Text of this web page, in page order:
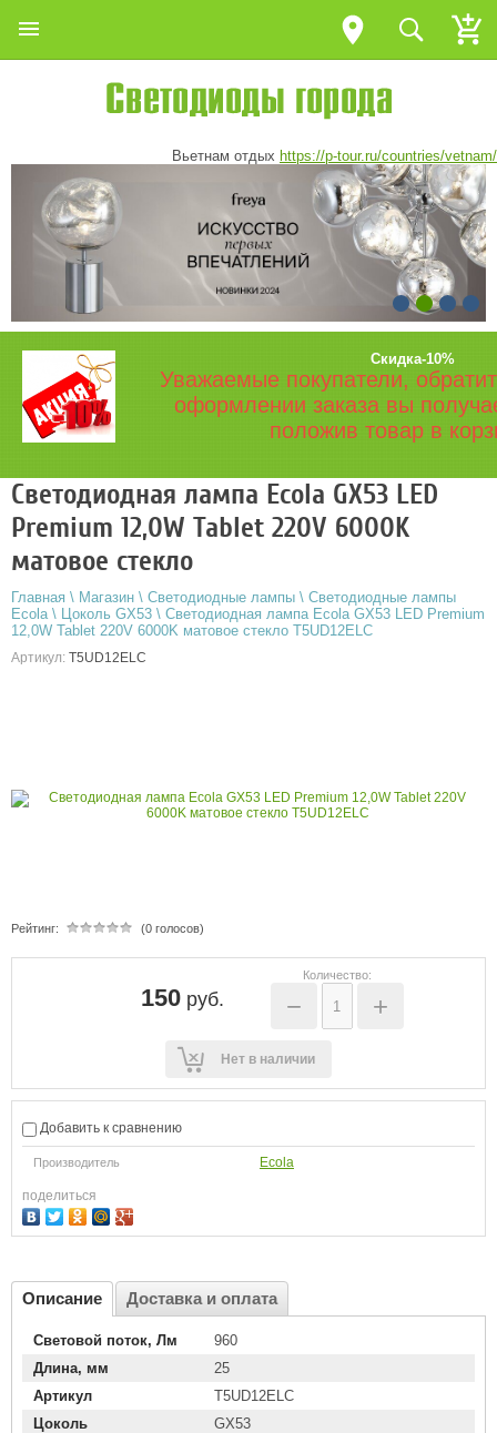
Вьетнам отдых https://p-tour.ru/countries/vetnam/
Скидка-10%
Уважаемые покупатели,
оформлении заказа вы
положив товар в
Светодиодная лампа Ecola GX53 LED
Premium 12,0W Tablet 220V 6000K
матовое стекло
Главная \ Магазин \ Светодиодные лампы \ Светодиодные лампы
Ecola\ Цоколь GX53 \ Светодиодная лампа Ecola GX53 LED Premium
12,0W Tablet 220V 6000K матовое стекло T5UD12ELC
Артикул: T5UD12ELC
Рейтинг: (0 голосов)
150руб.
Количество:
− +
Нет в наличии
Добавить к сравнению
Производитель Ecola
поделиться
Описание Доставка и оплата
Световой поток, Лм
960
Длина, мм
25
Артикул
T5UD12ELC
Цоколь
GX53